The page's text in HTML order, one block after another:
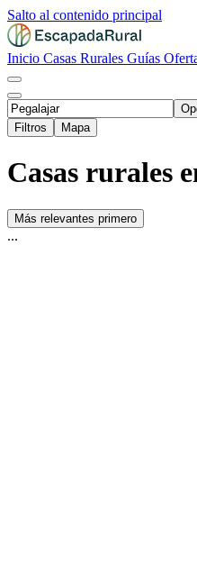
Salto al contenido principal
Inicio Casas Rurales Guías
Filtros
Mapa
Casas rurales
Más relevantes primero
...